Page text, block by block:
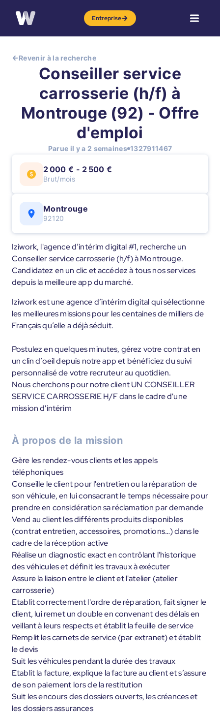
Entreprise
Revenir à la recherche
Conseiller service
carrosserie (h/f) à
Montrouge (92) - Offre
d'emploi
Parue il y a 2 semaines 1327911467
2 000 € - 2 500 €
Brut/mois
Montrouge
92120
Iziwork, l'agence d’intérim digital #1, recherche un
Conseiller service carrosserie (h/f) à Montrouge.
Candidatez en un clic et accédez à tous nos services
depuis la meilleure app du marché.
Iziwork est une agence d’intérim digital qui sélectionne
les meilleures missions pour les centaines de milliers de
Français qu’elle a déjà séduit.
Postulez en quelques minutes, gérez votre contrat en
un clin d’oeil depuis notre app et bénéficiez du suivi
personnalisé de votre recruteur au quotidien.
Nous cherchons pour notre client UN CONSEILLER
SERVICE CARROSSERIE H/F dans le cadre d'une
mission d'intérim
À propos de la mission
Gère les rendez-vous clients et les appels
téléphoniques
Conseille le client pour l'entretien ou la réparation de
son véhicule, en lui consacrant le temps nécessaire pour
prendre en considération sa réclamation par demande
Vend au client les différents produits disponibles
(contrat entretien, accessoires, promotions…) dans le
cadre de la réception active
Réalise un diagnostic exact en contrôlant l'historique
des véhicules et définit les travaux à exécuter
Assure la liaison entre le client et l'atelier (atelier
carrosserie)
Etablit correctement l'ordre de réparation, fait signer le
client, lui remet un double en convenant des délais en
veillant à leurs respects et établit la feuille de service
Remplit les carnets de service (par extranet) et établit
le devis
Suit les véhicules pendant la durée des travaux
Etablit la facture, explique la facture au client et s’assure
de son paiement lors de la restitution
Suit les encours des dossiers ouverts, les créances et
les dossiers assurances